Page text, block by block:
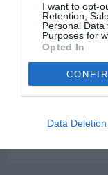
I want to opt-
Retention,
Personal
Purposes for
Opted In
Data Deletion
pierd
Românii întorși din
străinătate se
după ce văd că toată
în scurt timp în
intră în